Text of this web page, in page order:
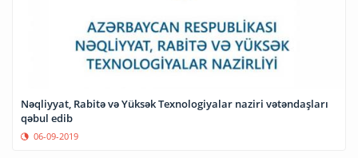
Nəqliyyat, Rabitə və Yüksək Texnologiyalar naziri vətəndaşları
qəbul edib
06-09-2019